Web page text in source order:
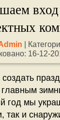
|
16-12-
год мы
так и